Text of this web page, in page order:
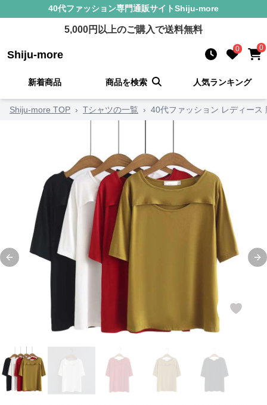
40代ファッション専門通販サイトShiju-more
5,000円以上のご購入で送料無料
Shiju-more 0 0
新着商品 商品を検索 人気ランキング
Shiju-more TOP › Tシャツの一覧 › 40代ファッション レディース
Previous slide